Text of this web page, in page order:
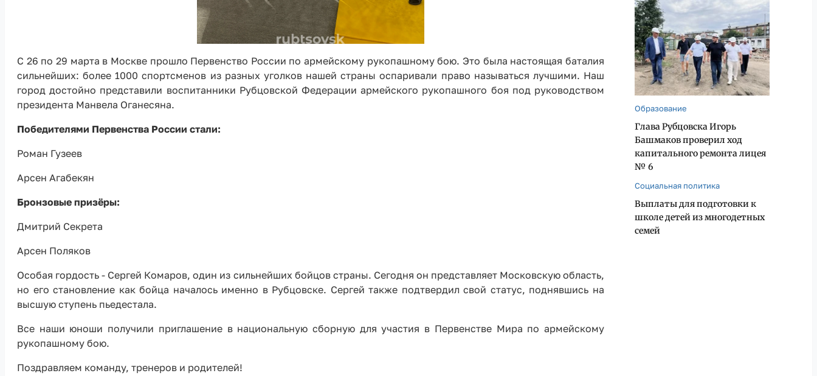
С 26 по 29 марта в Москве прошло Первенство России по армейскому рукопашному бою. Это была настоящая баталия
сильнейших: более 1000 спортсменов из разных уголков нашей страны оспаривали право называться лучшими. Наш
город достойно представили воспитанники Рубцовской Федерации армейского рукопашного боя под руководством
президента Манвела Оганесяна.
Победителями Первенства России стали:
Роман Гузеев
Арсен Агабекян
Бронзовые призёры:
Дмитрий Секрета
Арсен Поляков
Особая гордость - Сергей Комаров, один из сильнейших бойцов страны. Сегодня он представляет Московскую область,
но его становление как бойца началось именно в Рубцовске. Сергей также подтвердил свой статус, поднявшись на
высшую ступень пьедестала.
Все наши юноши получили приглашение в национальную сборную для участия в Первенстве Мира по армейскому
рукопашному бою.
Поздравляем команду, тренеров и родителей!
Образование
Глава Рубцовска Игорь
Башмаков проверил ход
капитального ремонта лицея
№ 6
Социальная политика
Выплаты для подготовки к
школе детей из многодетных
семей